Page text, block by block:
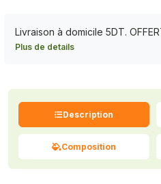
Livraison à domicile 5DT.
Plus de details
Description
Composition